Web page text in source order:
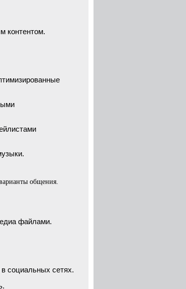
контентом.
общения.
файлами.
социальных сетях.